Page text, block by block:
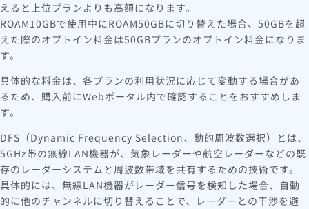
えると上位プランよりも高額になります。
ROAM10GBで使用中にROAM50GBに切り替えた場合、50GBを超
えた際のオプトイン料金は50GBプランのオプトイン料金になりま
す。
具体的な料金は、各プランの利用状況に応じて変動する場合があ
るため、購入前にWebポータル内で確認することをおすすめしま
す。
DFS（Dynamic Frequency Selection、動的周波数選択）とは、
5GHz帯の無線LAN機器が、気象レーダーや航空レーダーなどの既
存のレーダーシステムと周波数帯域を共有するための技術です。
具体的には、無線LAN機器がレーダー信号を検知した場合、自動
的に他のチャンネルに切り替えることで、レーダーとの干渉を避